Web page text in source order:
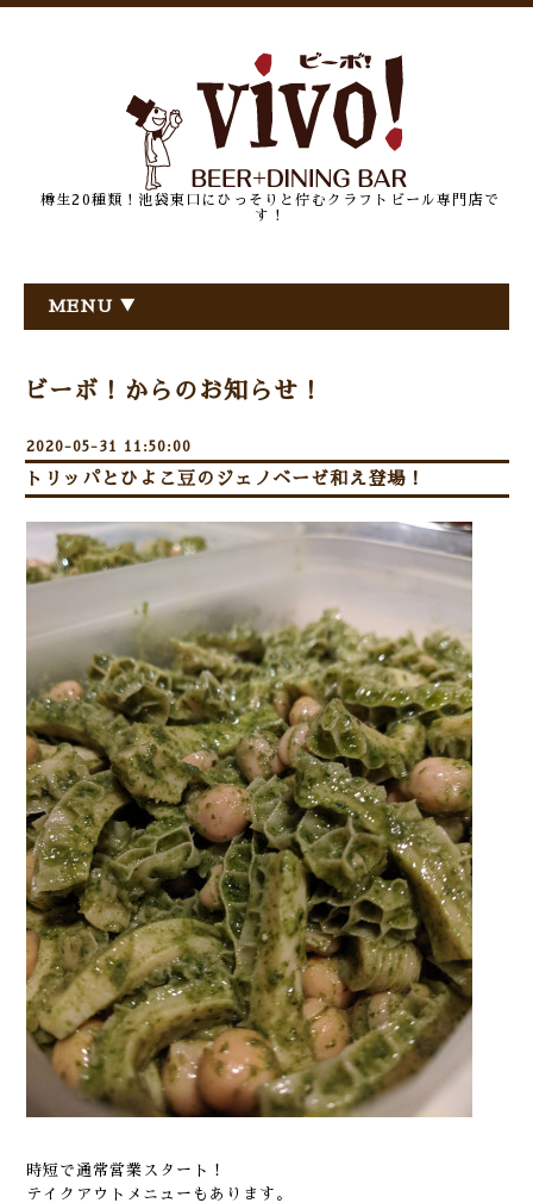
樽生20種類！池袋東口にひっそりと佇むクラフトビール専門店で
す！
MENU ▼
ビーボ！からのお知らせ！
2020-05-31 11:50:00
トリッパとひよこ豆のジェノベーゼ和え登場！
時短で通常営業スタート！
テイクアウトメニューもあります。